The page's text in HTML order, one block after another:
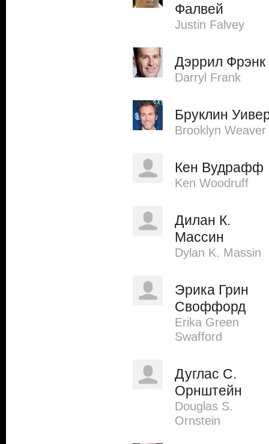
Фалвей
Justin Falvey
Дэррил Фрэнк
Darryl Frank
Бруклин
Brooklyn Weaver
Кен Вудрафф
Ken Woodruff
Дилан К.
Массин
Dylan K. Massin
Эрика Грин
Своффорд
Erika Green
Swafford
Дуглас С.
Орнштейн
Douglas S.
Ornstein